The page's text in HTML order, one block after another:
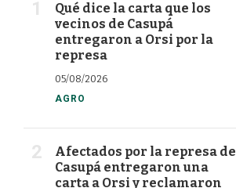
Qué dice la carta que los
vecinos de Casupá
entregaron a Orsi por la
represa
05/08/2026
AGRO
Afectados por la represa de
Casupá entregaron una
carta a Orsi y reclamaron